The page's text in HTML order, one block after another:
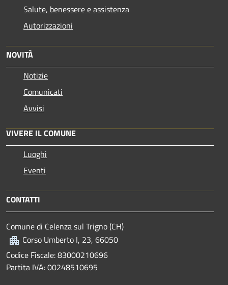
Salute, benessere e assistenza
Autorizzazioni
NOVITÀ
Notizie
Comunicati
Avvisi
VIVERE IL COMUNE
Luoghi
Eventi
CONTATTI
Comune di Celenza sul Trigno (CH)
Corso Umberto I, 23, 66050
Codice Fiscale: 83000210696
Partita IVA: 00248510695